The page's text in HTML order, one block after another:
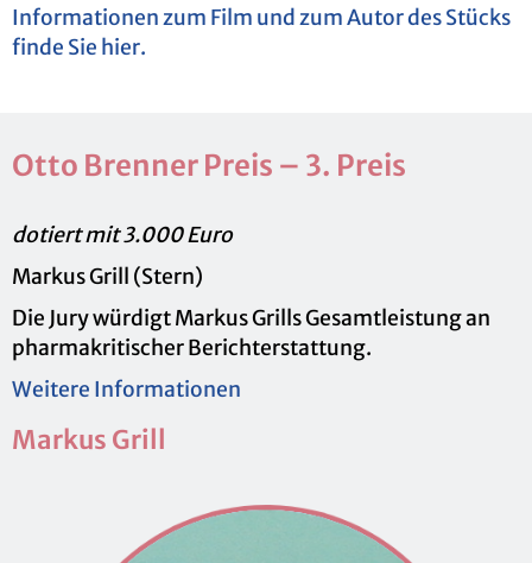
In­for­ma­tio­nen zum Film und zum Autor des Stücks
finde Sie hier.
Otto Bren­ner Preis – 3. Preis
do­tiert mit 3.000 Euro
Mar­kus Grill (Stern)
Die Jury wür­digt Mar­kus Grills Ge­samt­leis­tung an
phar­ma­kri­ti­scher Be­richt­erstat­tung.
Wei­te­re In­for­ma­tio­nen
Mar­kus Grill